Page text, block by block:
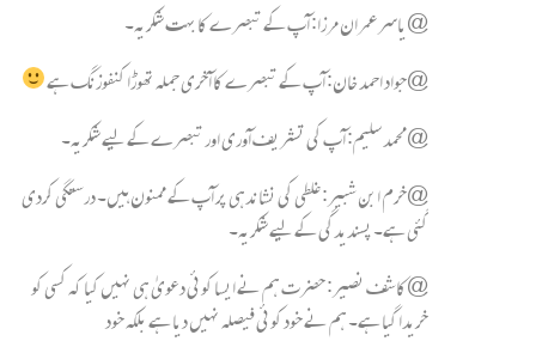
@یاسر عمران مرزا: آپ کے تبصرے کا بہت شکریہ۔
@جواد احمد خان: آپ کے تبصرے کا آخری جملہ تھوڑا کنفوزنگ ہے
@محمد سلیم: آپ کی تشریف آوری اور تبصرے کے لیے شکریہ۔
@خرم ابن شبیر: غلطی کی نشاندہی پر آپ کے ممنون ہیں۔ درستگی کردی
گئی ہے۔ پسندیدگی کے لیے شکریہ۔
@کاشف نصیر: حضرت ہم نے ایسا کوئی دعویٰ ہی نہیں کیا کہ کسی کو
خریدا گیا ہے۔ ہم نے خود کوئی فیصلہ نہیں دیا ہے بلکہ خود